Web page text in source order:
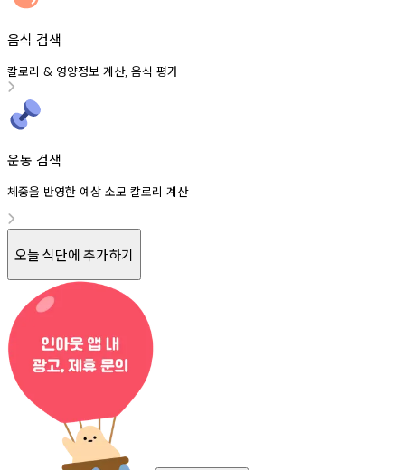
음식 검색
칼로리 & 영양정보 계산, 음식 평가
운동 검색
체중을 반영한 예상 소모 칼로리 계산
오늘 식단에 추가하기